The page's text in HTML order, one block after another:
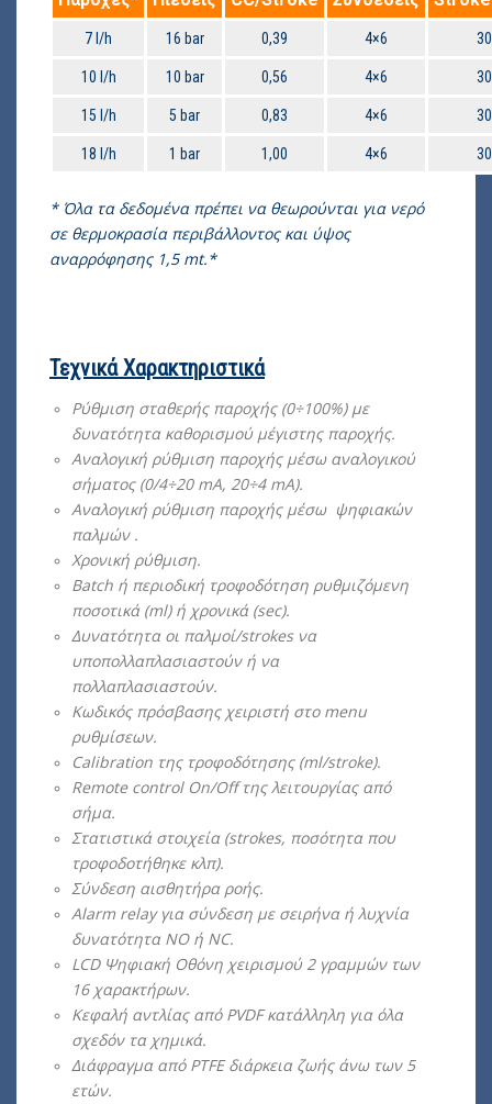
7 l/h 16 bar 0,39 4×6
10 l/h 10 bar 0,56 4×6
15 l/h 5 bar 0,83 4×6
18 l/h 1 bar 1,00 4×6
* Όλα τα δεδομένα πρέπει να θεωρούνται για νερό
σε θερμοκρασία περιβάλλοντος και ύψος
αναρρόφησης 1,5 mt.*
Τεχνικά Χαρακτηριστικά
Ρύθμιση σταθερής παροχής (0÷100%) με
δυνατότητα καθορισμού μέγιστης παροχής.
Αναλογική ρύθμιση παροχής μέσω αναλογικού
σήματος (0/4÷20 mA, 20÷4 mA).
Αναλογική ρύθμιση παροχής μέσω ψηφιακών
παλμών .
Χρονική ρύθμιση.
Batch ή περιοδική τροφοδότηση ρυθμιζόμενη
ποσοτικά (ml) ή χρονικά (sec).
Δυνατότητα οι παλμοί/strokes να
υποπολλαπλασιαστούν ή να
πολλαπλασιαστούν.
Κωδικός πρόσβασης χειριστή στο menu
ρυθμίσεων.
Calibration της τροφοδότησης (ml/stroke).
Remote control On/Off της λειτουργίας από
σήμα.
Στατιστικά στοιχεία (strokes, ποσότητα που
τροφοδοτήθηκε κλπ).
Σύνδεση αισθητήρα ροής.
Alarm relay για σύνδεση με σειρήνα ή λυχνία
δυνατότητα NO ή NC.
LCD Ψηφιακή Οθόνη χειρισμού 2 γραμμών των
16 χαρακτήρων.
Κεφαλή αντλίας από PVDF κατάλληλη για όλα
σχεδόν τα χημικά.
Διάφραγμα από PTFE διάρκεια ζωής άνω των 5
ετών.